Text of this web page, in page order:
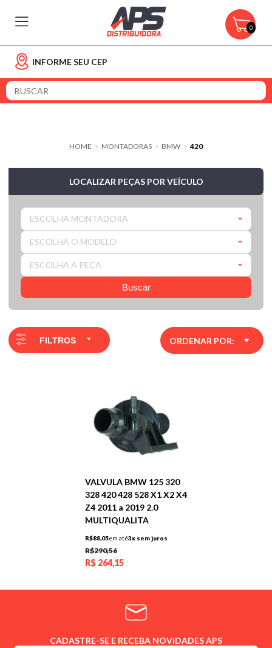
0
INFORME SEU CEP
HOME > MONTADORAS > BMW > 420
LOCALIZAR PEÇAS POR VEÍCULO
ESCOLHA MONTADORA
ESCOLHA O MODELO
ESCOLHA A PEÇA
Buscar
FILTROS ORDENAR POR:
VALVULA BMW 125 320
328 420 428 528 X1 X2 X4
Z4 2011 a 2019 2.0
MULTIQUALITA
R$88,05em até3x sem juros
R$290,56
R$ 264,15
CADASTRE-SE E RECEBA NOVIDADES APS